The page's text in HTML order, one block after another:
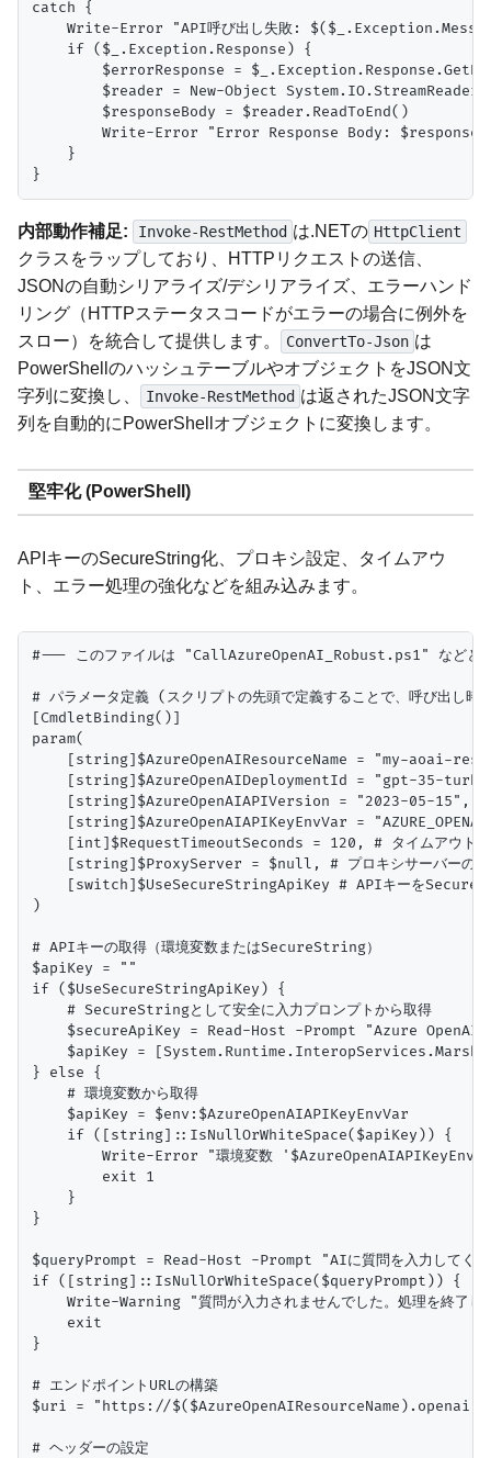
catch {
Write-Error "API呼び出し失敗:
    if ($_.Exception.Response) {
$errorResponse =
$reader = New-Object
        $responseBody = $reader.ReadToEnd()
Write-Error "Error Response Body:
    }
内部動作補足: Invoke-RestMethod は.NETの HttpClient
クラスをラップしており、HTTPリクエストの送信、
JSONの自動シリアライズ/デシリアライズ、エラーハンド
リング（HTTPステータスコードがエラーの場合に例外を
スロー）を統合して提供します。
ConvertTo-Json は
PowerShellのハッシュテーブルやオブジェクトをJSON文
字列に変換し、
Invoke-RestMethod は返されたJSON文字
列を自動的にPowerShellオブジェクトに変換します。
堅牢化 (PowerShell)
APIキーのSecureString化、プロキシ設定、タイムアウ
ト、エラー処理の強化などを組み込みます。
#--- このファイルは "CallAzureOpenAI_Robust.ps1" などと
# パラメータ定義 (スクリプトの先頭で定義することで、呼び出し時
[CmdletBinding()]
param(
[string]$AzureOpenAIResourceName = "my-aoai-
[string]$AzureOpenAIDeploymentId = "gpt-35-turbo-
[string]$AzureOpenAIAPIVersion = "2023-05-15", #
[string]$AzureOpenAIAPIKeyEnvVar =
[int]$RequestTimeoutSeconds = 120, # タイムアウト
[string]$ProxyServer = $null, # プロキシサーバー
[switch]$UseSecureStringApiKey # APIキーを
)
# APIキーの取得（環境変数またはSecureString）
$apiKey = ""
if ($UseSecureStringApiKey) {
    # SecureStringとして安全に入力プロンプトから取得
$secureApiKey = Read-Host -Prompt "Azure OpenAI
$apiKey =
} else {
    # 環境変数から取得
    $apiKey = $env:$AzureOpenAIAPIKeyEnvVar
    if ([string]::IsNullOrWhiteSpace($apiKey)) {
Write-Error "環境変数
        exit 1
    }
}
$queryPrompt = Read-Host -Prompt "AIに質問を入力してく
if ([string]::IsNullOrWhiteSpace($queryPrompt)) {
Write-Warning "質問が入力されませんでした。処理を終了し
    exit
}
# エンドポイントURLの構築
$uri = "https://
# ヘッダーの設定